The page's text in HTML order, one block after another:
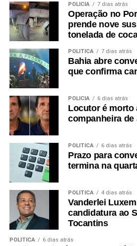
POLÍCIA 7 dias atrás
Operação no
prende nove
tonelada de
POLÍTICA 7 dias atrás
Bahia abre
que confirma
POLÍCIA 6 dias atrás
Locutor é morto
companheira de
POLÍTICA 6 dias atrás
Prazo para
termina na
POLÍTICA 4 dias atrás
Vanderlei
candidatura ao
Tocantins
POLÍTICA 6 dias atrás